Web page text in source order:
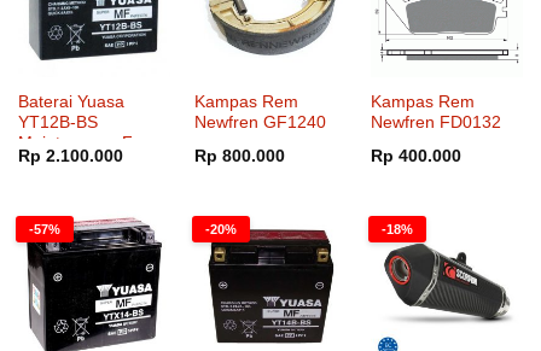
Baterai Yuasa
YT12B-BS
Maintenance Free
Rp 2.100.000
Kampas Rem
Newfren GF1240
Rp 800.000
Kampas Rem
Newfren FD0132
Rp 400.000
-57% -20% -18%